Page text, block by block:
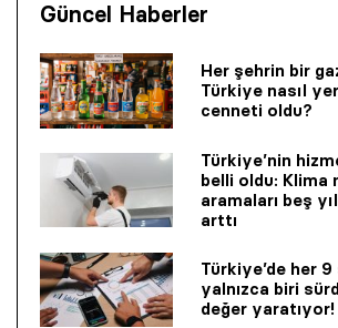
Güncel Haberler
Her şehrin bir
Türkiye nasıl
cenneti oldu?
Türkiye’nin
belli oldu: Klima
aramaları beş
arttı
Türkiye’de her
yalnızca biri
değer yaratıyor!